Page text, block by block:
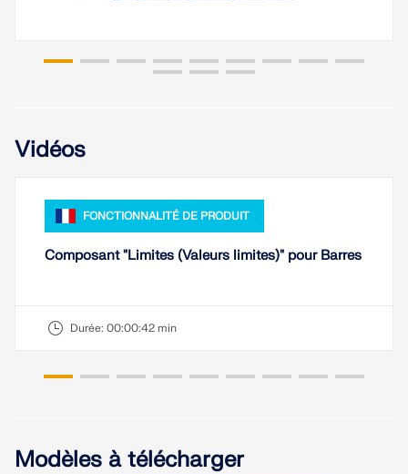
Vidéos
FONCTIONNALITÉ DE PRODUIT
Composant "Limites (Valeurs limites)" pour Barres
Durée: 00:00:42 min
Modèles à télécharger